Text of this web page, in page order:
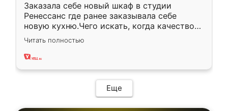
Заказала себе новый шкаф в студии
Ренессанс где ранее заказывала себе
новую кухню.Чего искать, когда качеством
вполне довольна. Служит кухня уже почти
два года, нареканий нет.
Читать полностью
Еще